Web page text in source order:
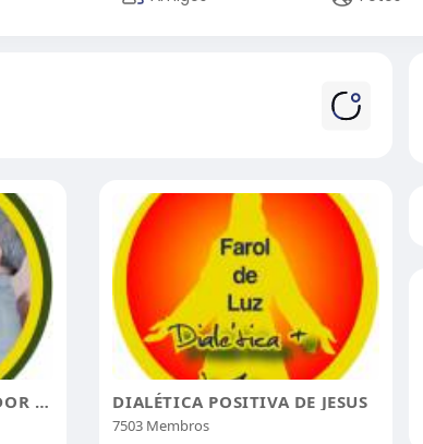
AWEINTRAUB GOVERNADOR DE SÃO PAULO 2022 DIALÉTICA POSITIVA DE JESUS
7503 Membros